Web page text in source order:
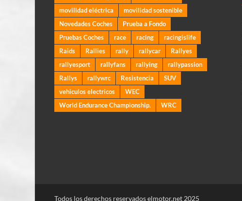
movilidad eléctrica
movilidad sostenible
Novedades Coches
Prueba a Fondo
Pruebas Coches
race racing
racingislife
Raids
Rallies rally rallycar
Rallyes
rallyesport
rallyfans rallying
rallypassion
Rallys
rallywrc Resistencia
SUV
vehiculos electricos
WEC
World Endurance Championship.
WRC
Todos los derechos reservados elmotor.net 2025